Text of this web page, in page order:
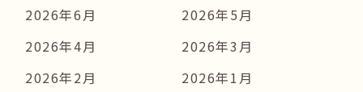
2026年6月
2026年5月
2026年4月
2026年3月
2026年2月
2026年1月